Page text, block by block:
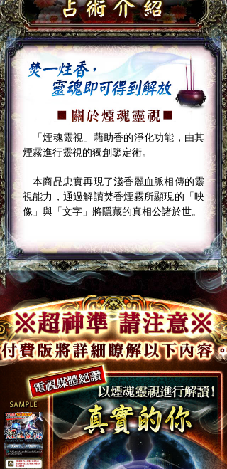
「煙魂靈視」藉助香的淨化功能，由其
煙霧進行靈視的獨創鑒定術。
本商品忠實再現了淺香麗血脈相傳的靈
視能力，通過解讀焚香煙霧所顯現的「映
像」與「文字」將隱藏的真相公諸於世。